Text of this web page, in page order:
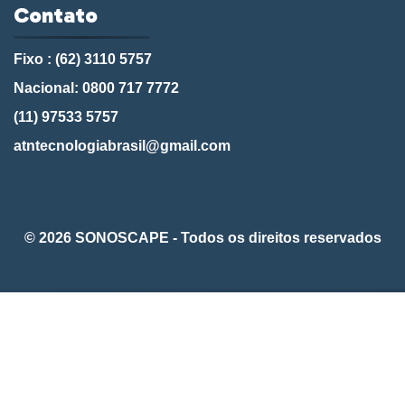
Contato
Fixo : (62) 3110 5757
Nacional: 0800 717 7772
(11) 97533 5757
atntecnologiabrasil@gmail.com
© 2026 SONOSCAPE - Todos os direitos reservados